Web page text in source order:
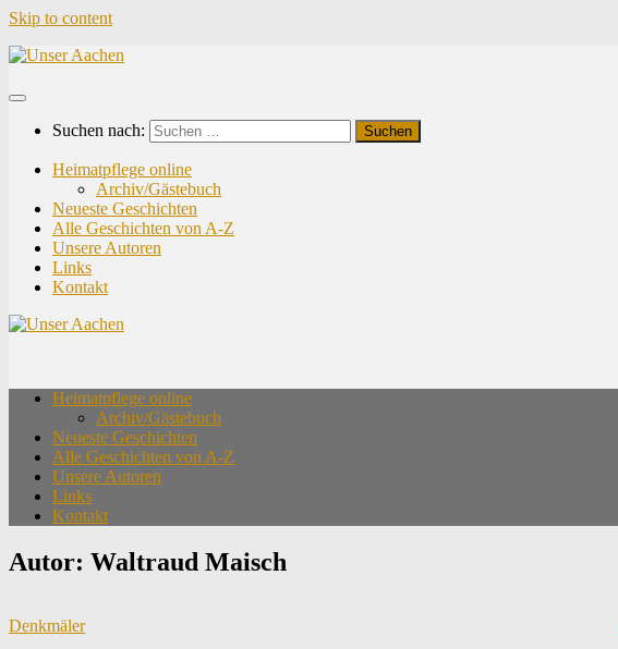
Skip to content
Suchen nach:
Heimatpflege online
Archiv/Gästebuch
Neueste Geschichten
Alle Geschichten von A-Z
Unsere Autoren
Links
Kontakt
Heimatpflege online
Archiv/Gästebuch
Neueste Geschichten
Alle Geschichten von A-Z
Unsere Autoren
Links
Kontakt
Autor: Waltraud Maisch
Denkmäler